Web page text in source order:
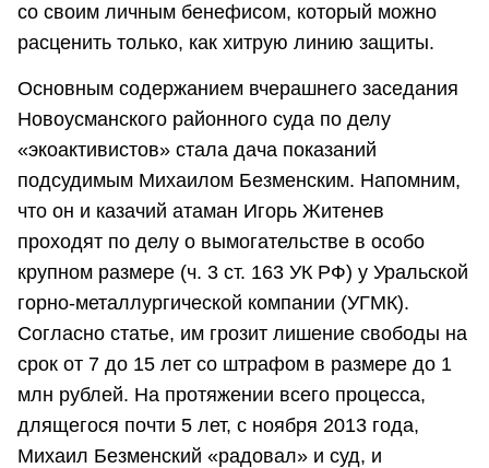
со своим личным бенефисом, который можно
расценить только, как хитрую линию защиты.
Основным содержанием вчерашнего заседания
Новоусманского районного суда по делу
«экоактивистов» стала дача показаний
подсудимым Михаилом Безменским. Напомним,
что он и казачий атаман Игорь Житенев
проходят по делу о вымогательстве в особо
крупном размере (ч. 3 ст. 163 УК РФ) у Уральской
горно-металлургической компании (УГМК).
Согласно статье, им грозит лишение свободы на
срок от 7 до 15 лет со штрафом в размере до 1
млн рублей. На протяжении всего процесса,
длящегося почти 5 лет, с ноября 2013 года,
Михаил Безменский «радовал» и суд, и